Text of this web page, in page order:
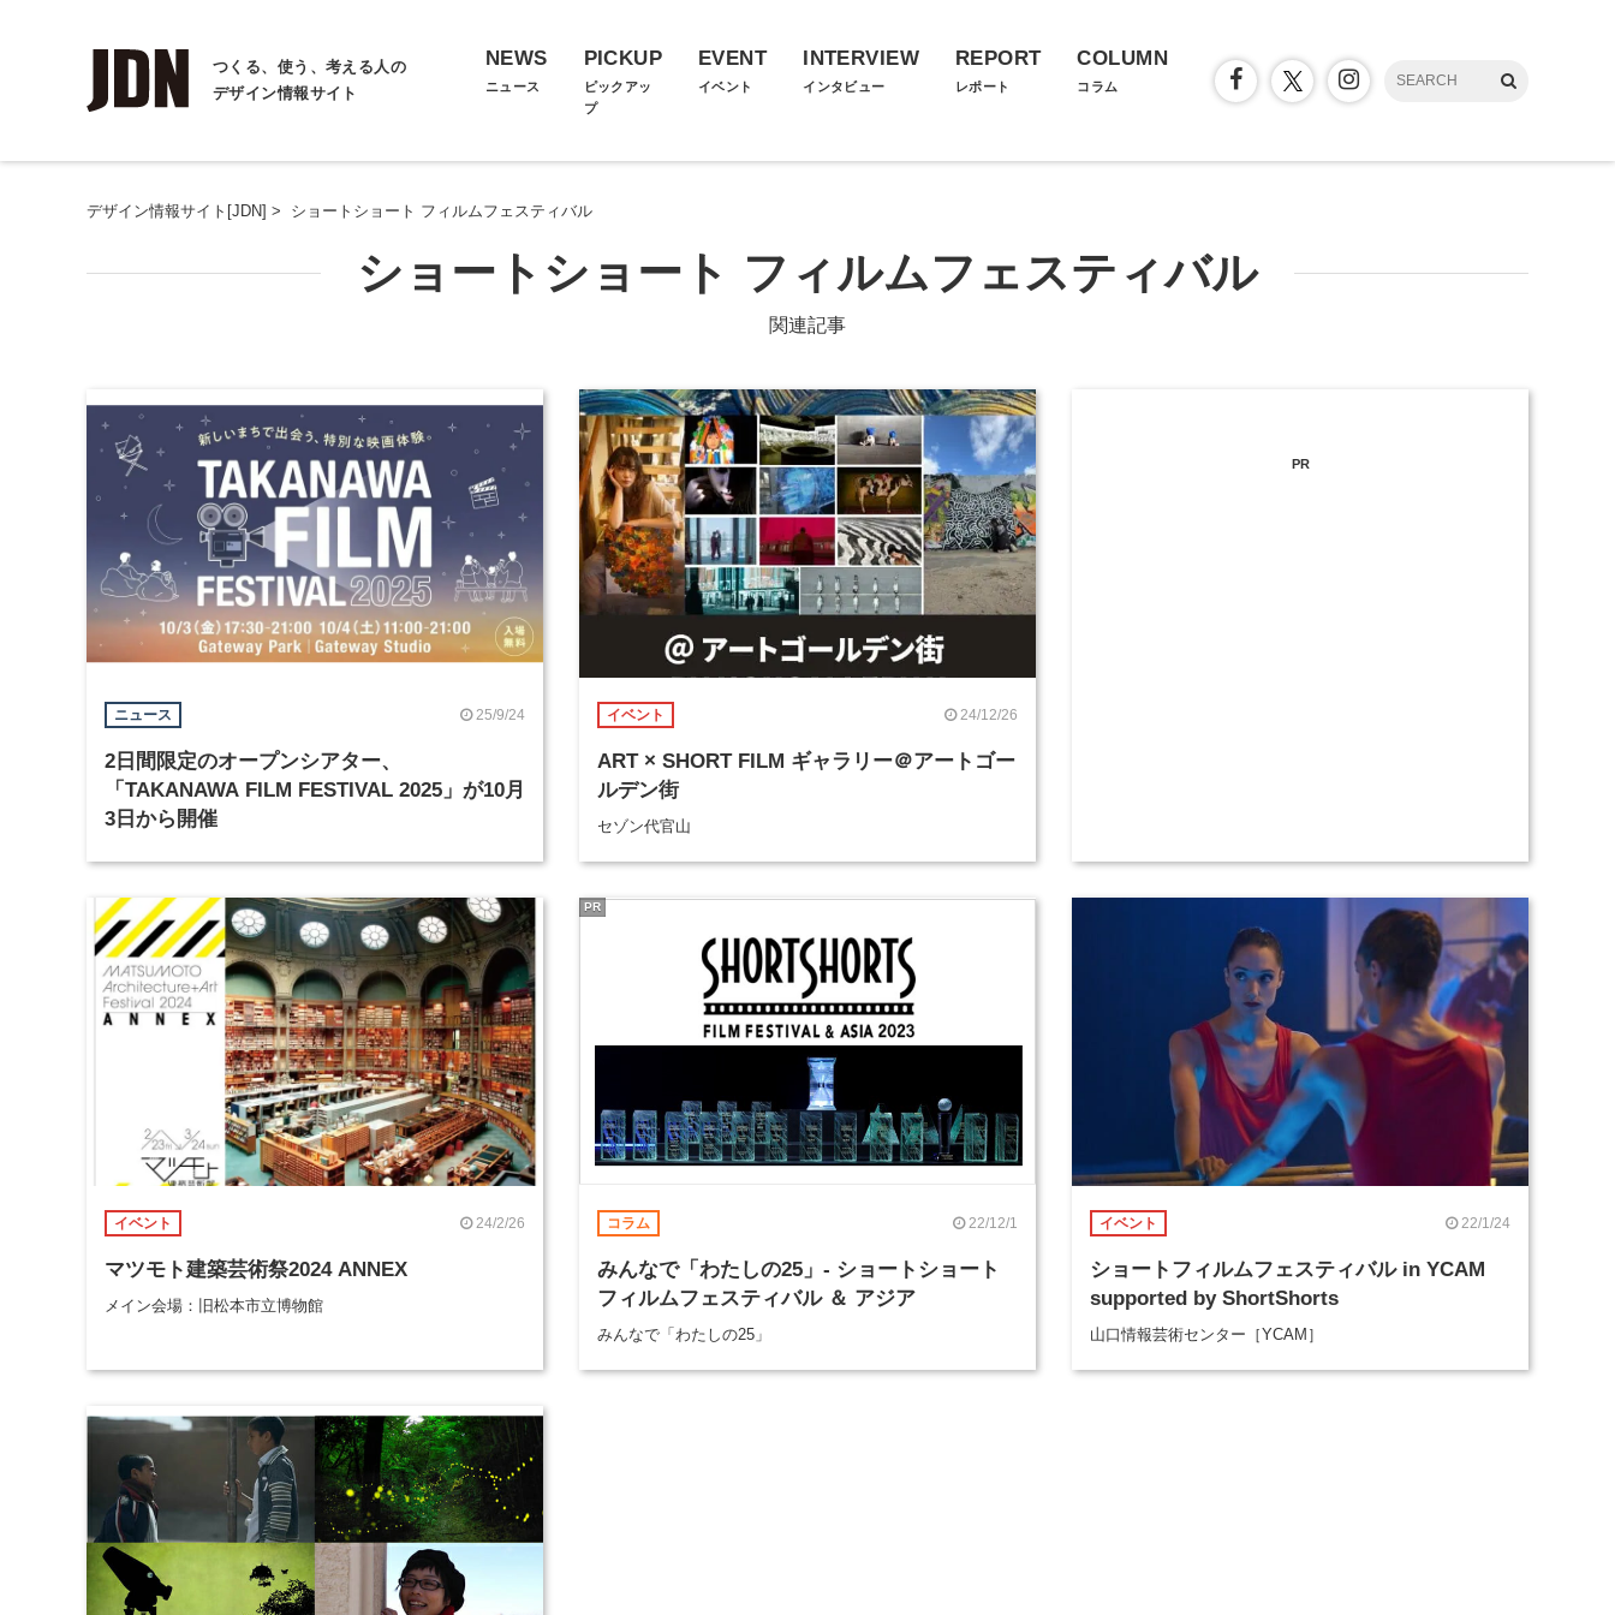
つくる、使う、考える人の
デザイン情報サイト
NEWS
ニュース
PICKUP
ピックアッ
プ
EVENT
イベント
INTERVIEW
インタビュー
REPORT
レポート
COLUMN
コラム
デザイン情報サイト[JDN] > ショートショート フィルムフェスティバル
ショートショート フィルムフェスティバル
関連記事
ニュース 25/9/24
2日間限定のオープンシアター、
「TAKANAWA FILM FESTIVAL 2025」が10月
3日から開催
イベント 24/12/26
ART × SHORT FILM ギャラリー＠アートゴー
ルデン街
セゾン代官山
PR
イベント 24/2/26
マツモト建築芸術祭2024 ANNEX
メイン会場：旧松本市立博物館
コラム 22/12/1
みんなで「わたしの25」- ショートショート
フィルムフェスティバル ＆ アジア
みんなで「わたしの25」
PR
イベント 22/1/24
ショートフィルムフェスティバル in YCAM
supported by ShortShorts
山口情報芸術センター［YCAM］